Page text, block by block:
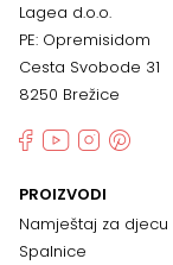
Lagea d.o.o.
PE: Opremisidom
Cesta Svobode 31
8250 Brežice
PROIZVODI
Namještaj za djecu
Spalnice